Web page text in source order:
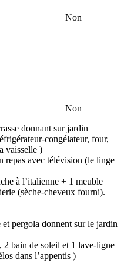
Non
Non
donnant sur jardin
congélateur, four,
vaisselle )
repas avec télévision (le linge
à l’italienne + 1 meuble
(sèche-cheveux fourni).
pergola donnent sur le jardin
2 bain de soleil et 1 lave-ligne
dans l’appentis )